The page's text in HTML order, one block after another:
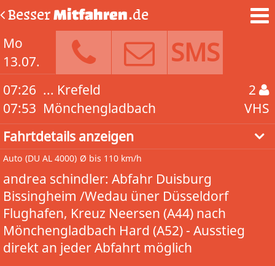
BesserMitfahren.de
Mo
13.07.
SMS
07:26
07:53
... Krefeld
Mönchengladbach
2
VHS
Fahrtdetails anzeigen
Auto (DU AL 4000) Ø bis 110 km/h
andrea schindler: Abfahr Duisburg
Bissingheim /Wedau üner Düsseldorf
Flughafen, Kreuz Neersen (A44) nach
Mönchengladbach Hard (A52) - Ausstieg
direkt an jeder Abfahrt möglich